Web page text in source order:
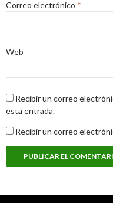
Correo electrónico *
Web
Recibir un correo
esta entrada.
Recibir un correo